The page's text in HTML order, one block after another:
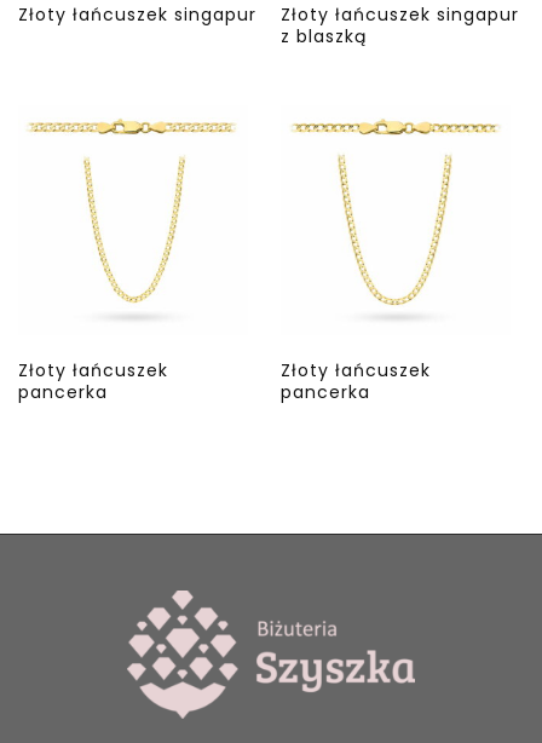
Złoty łańcuszek singapur
Złoty łańcuszek singapur
z blaszką
Złoty łańcuszek
pancerka
Złoty łańcuszek
pancerka